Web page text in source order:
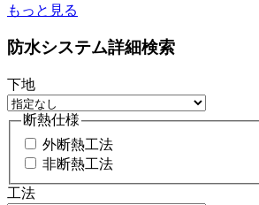
もっと見る
防水システム詳細検索
下地
断熱仕様
外断熱工法
非断熱工法
工法